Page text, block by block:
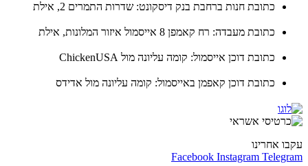
כתובת חנות ברחבת בנק דיסקונט: שדרות התמרים 2, אילת
כתובת מעבדה: רח קאמפן 8 אייסמול איזור המלונות, אילת
כתובת דוכן אייסמול: קומה עליונה מול ChickenUSA
כתובת דוכן קאפמן באייסמול: קומה עליונה מול אדידס
אחרינו
Facebook Instagram